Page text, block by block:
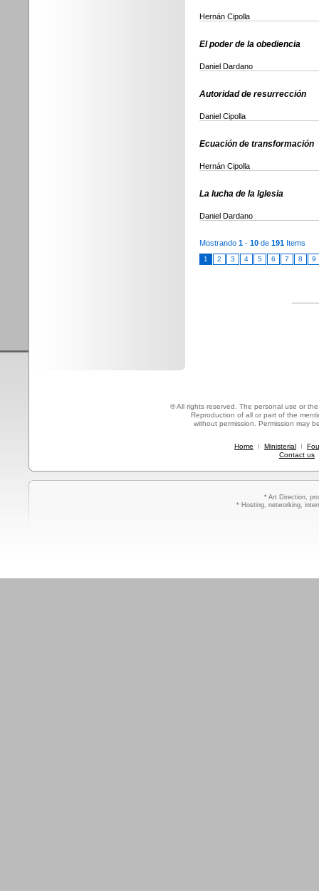
Hernán Cipolla
El poder de la obediencia
Daniel Dardano
Autoridad de resurrección
Daniel Cipolla
Ecuación de transformación
Hernán Cipolla
La lucha de la Iglesia
Daniel Dardano
Mostrando 1 - 10 de 191 Items
1 2 3 4 5 6 7 8 9
® All rights reserved. The personal use or
Reproduction of all or part of the
without permission. Permission may
Home I Ministerial I
Contact us
* Art Direction,
* Hosting, networking,